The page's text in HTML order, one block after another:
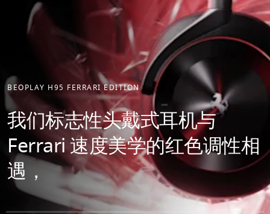
BEOPLAY H95 FERRARI EDITION
我们标志性头戴式耳机与
Ferrari 速度美学的红色调性相
遇，